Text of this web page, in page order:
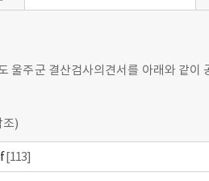
울주군 결산검사의견서를 아래와 같이
조)
[113]